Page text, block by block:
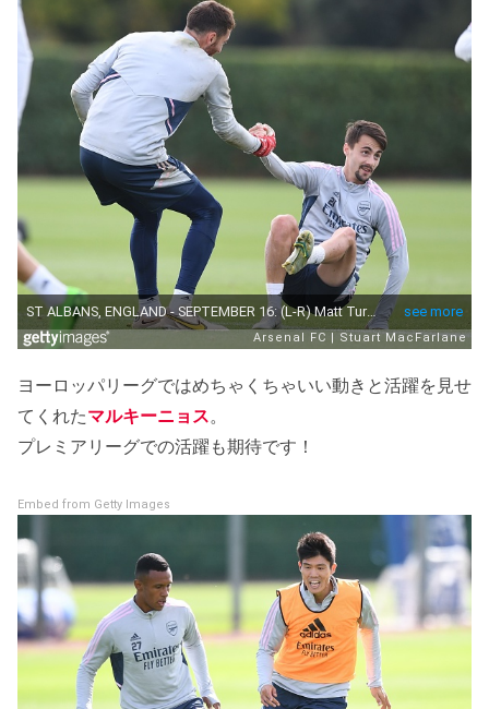
ヨーロッパリーグではめちゃくちゃいい動きと活躍を見せ
てくれたマルキーニョス。
プレミアリーグでの活躍も期待です！
Embed from Getty Images